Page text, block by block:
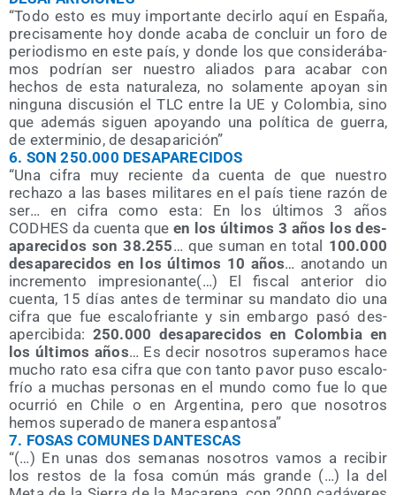
“Todo esto es muy impor­tan­te decir­lo aquí en Espa­ña,
pre­ci­sa­men­te hoy don­de aca­ba de con­cluir un foro de
perio­dis­mo en este país, y don­de los que con­si­de­rá­ba­
mos podrían ser nues­tro alia­dos para aca­bar con
hechos de esta natu­ra­le­za, no sola­men­te apo­yan sin
nin­gu­na dis­cu­sión el TLC entre la UE y Colom­bia, sino
que ade­más siguen apo­yan­do una polí­ti­ca de gue­rra,
de exter­mi­nio, de desaparición”
6. SON 250.000 DESAPARECIDOS
“Una cifra muy recien­te da cuen­ta de que nues­tro
recha­zo a las bases mili­ta­res en el país tie­ne razón de
ser… en cifra como esta: En los últi­mos 3 años
CODHES da cuen­ta que en los últi­mos 3 años los des­
apa­re­ci­dos son 38.255… que suman en total 100.000
des­apa­re­ci­dos en los últi­mos 10 años… ano­tan­do un
incre­men­to impre­sio­nan­te(…) El fis­cal ante­rior dio
cuen­ta, 15 días antes de ter­mi­nar su man­da­to dio una
cifra que fue esca­lo­frian­te y sin embar­go pasó des­
aper­ci­bi­da: 250.000 des­apa­re­ci­dos en Colom­bia en
los últi­mos años… Es decir noso­tros supe­ra­mos hace
mucho rato esa cifra que con tan­to pavor puso esca­lo­
frío a muchas per­so­nas en el mun­do como fue lo que
ocu­rrió en Chi­le o en Argen­ti­na, pero que noso­tros
hemos supe­ra­do de mane­ra espantosa”
7. FOSAS COMUNES DANTESCAS
“(…) En unas dos sema­nas noso­tros vamos a reci­bir
los res­tos de la fosa común más gran­de (…) la del